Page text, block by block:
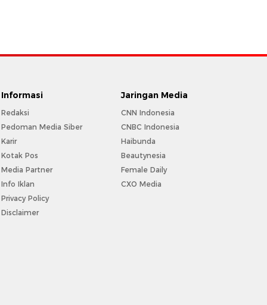
Informasi
Redaksi
Pedoman Media Siber
Karir
Kotak Pos
Media Partner
Info Iklan
Privacy Policy
Disclaimer
Jaringan Media
CNN Indonesia
CNBC Indonesia
Haibunda
Beautynesia
Female Daily
CXO Media